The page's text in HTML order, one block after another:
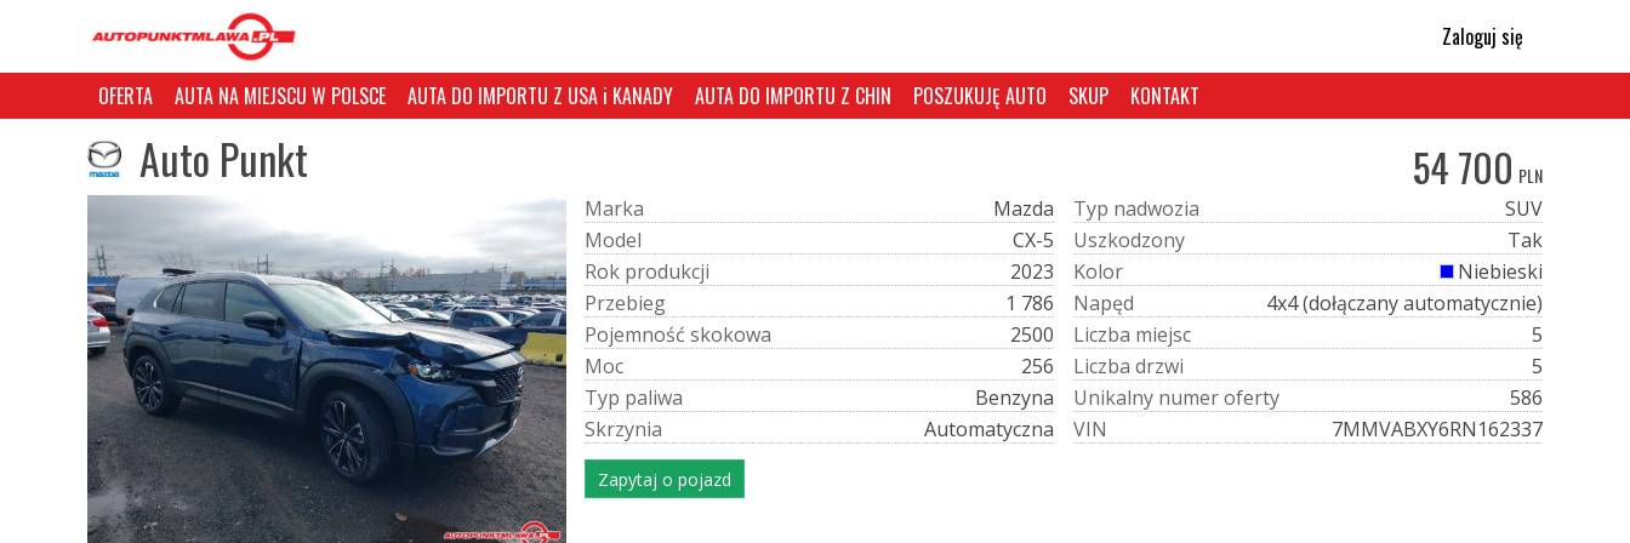
Zaloguj się
OFERTA AUTA NA MIEJSCU W POLSCE AUTA DO IMPORTU Z USA i KANADY AUTA DO IMPORTU Z CHIN POSZUKUJĘ AUTO SKUP KONTAKT
Auto Punkt 54 700 PLN
Marka
Mazda
Model
CX-5
Rok produkcji
2023
Przebieg
1 786
Pojemność skokowa
2500
Moc
256
Typ paliwa
Benzyna
Skrzynia Automatyczna
Typ nadwozia
SUV
Uszkodzony
Tak
Kolor
Niebieski
Napęd
4x4 (dołączany automatycznie)
Liczba miejsc
5
Liczba drzwi
5
Unikalny numeroferty
586
VIN 7MMVABXY6RN162337
Zapytaj o pojazd